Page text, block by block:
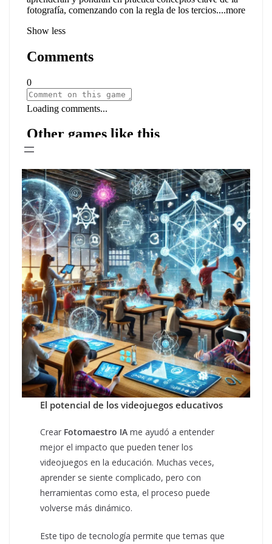
El potencial de los videojuegos educativos
Crear Fotomaestro IA me ayudó a entender
mejor el impacto que pueden tener los
videojuegos en la educación. Muchas veces,
aprender se siente complicado, pero con
herramientas como esta, el proceso puede
volverse más dinámico.
Este tipo de tecnología permite que temas que